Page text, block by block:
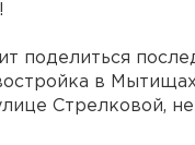
поделиться
в
Стрелковой,